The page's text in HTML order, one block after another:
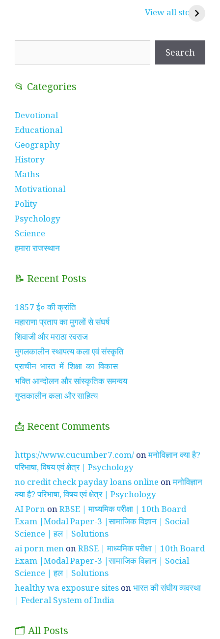
View all stories
रामसा पीर, रुणेचा रा
Search
📂 Categories
Devotional
Educational
Geography
History
Maths
Motivational
Polity
Psychology
Science
हमारा राजस्थान
📝 Recent Posts
1857 ई० की क्रांति
महाराणा प्रताप का मुगलों से संघर्ष
शिवाजी और मराठा स्वराज
मुगलकालीन स्थापत्य कला एवं संस्कृति
प्राचीन भारत में शिक्षा का विकास
भक्ति आन्दोलन और सांस्कृतिक समन्वय
गुप्तकालीन कला और साहित्य
📩 Recent Comments
https://www.cucumber7.com/ onमनोविज्ञान क्या है?
परिभाषा, विषय एवं क्षेत्र | Psychology
no credit check payday loans online onमनोविज्ञान
क्या है? परिभाषा, विषय एवं क्षेत्र | Psychology
AI Porn onRBSE | माध्यमिक परीक्षा | 10th Board
Exam |Modal Paper-3 |सामाजिक विज्ञान | Social
Science | हल | Solutions
ai porn men onRBSE | माध्यमिक परीक्षा | 10th Board
Exam |Modal Paper-3 |सामाजिक विज्ञान | Social
Science | हल | Solutions
healthy wa exposure sites onभारत की संघीय व्यवस्था
| Federal System of India
🗂️ All Posts